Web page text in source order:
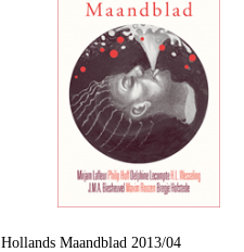
Hollands Maandblad 2013/04